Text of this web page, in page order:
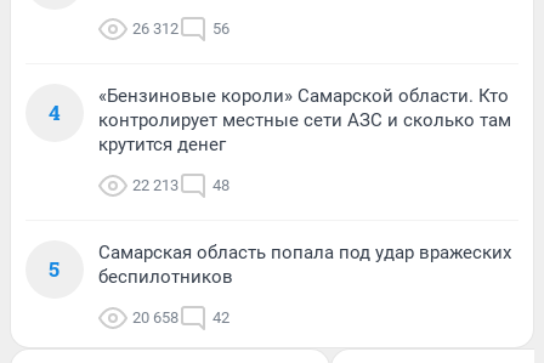
26 312 56
4
«Бензиновые короли» Самарской области. Кто
контролирует местные сети АЗС и сколько там
крутится денег
22 213 48
5
Самарская область попала под удар вражеских
беспилотников
20 658 42